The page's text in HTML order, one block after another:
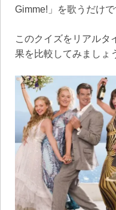
Gimme!」を歌うだけで
このクイズをリアルタ
果を比較してみましょ